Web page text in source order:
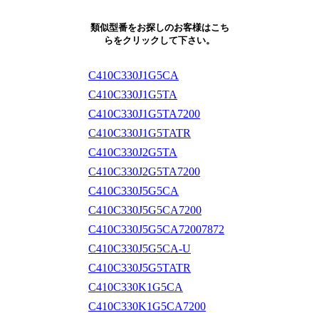
類似型番をお探しのお客様はこち
らをクリックして下さい。
C410C330J1G5CA
C410C330J1G5TA
C410C330J1G5TA7200
C410C330J1G5TATR
C410C330J2G5TA
C410C330J2G5TA7200
C410C330J5G5CA
C410C330J5G5CA7200
C410C330J5G5CA72007872
C410C330J5G5CA-U
C410C330J5G5TATR
C410C330K1G5CA
C410C330K1G5CA7200